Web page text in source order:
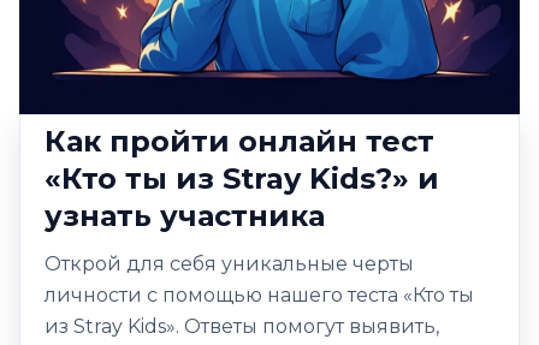
Как пройти онлайн тест
«Кто ты из Stray Kids?» и
узнать участника
Открой для себя уникальные черты
личности с помощью нашего теста «Кто ты
из Stray Kids». Ответы помогут выявить,